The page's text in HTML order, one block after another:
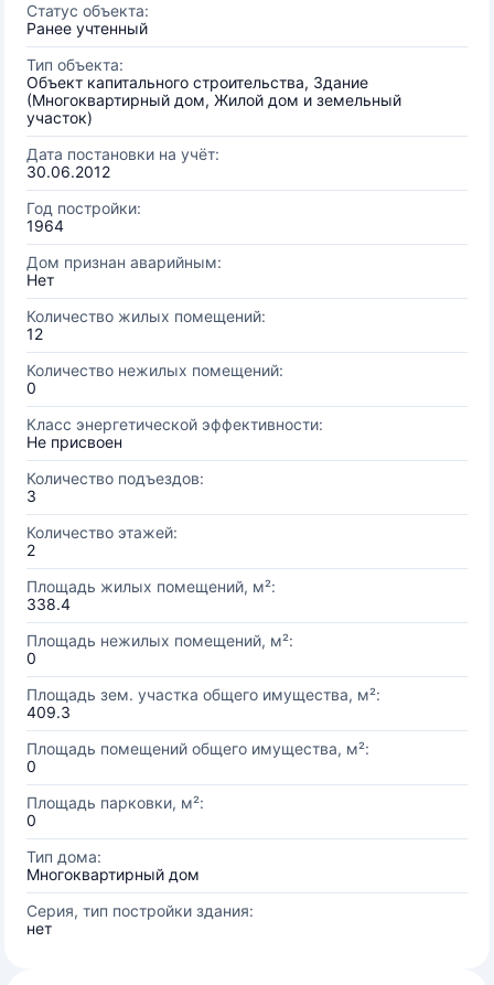
Статус объекта:
Ранее учтенный
Тип объекта:
Объект капитального строительства, Здание
(Многоквартирный дом, Жилой дом и земельный
участок)
Дата постановки на учёт:
30.06.2012
Год постройки:
1964
Дом признан аварийным:
Нет
Количество жилых помещений:
12
Количество нежилых помещений:
0
Класс энергетической эффективности:
Не присвоен
Количество подъездов:
3
Количество этажей:
2
Площадь жилых помещений, м²:
338.4
Площадь нежилых помещений, м²:
0
Площадь зем. участка общего имущества, м²:
409.3
Площадь помещений общего имущества, м²:
0
Площадь парковки, м²:
0
Тип дома:
Многоквартирный дом
Серия, тип постройки здания:
нет